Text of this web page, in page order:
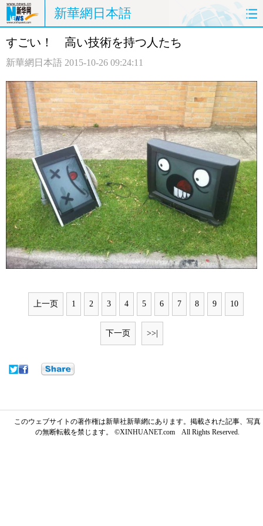
新華網日本語
ホームページ 政治
観光 評論 写真
中日対訳
すごい！ 高い技術を持つ人たち
新華網日本語 2015-10-26 09:24:11
上一页 1 2 3 4 5 6 7 8 9 10
下一页 >>|
このウェブサイトの著作権は新華社新華網にあります。掲載された記事、写真
の無断転載を禁じます。 ©XINHUANET.com All Rights Reserved.